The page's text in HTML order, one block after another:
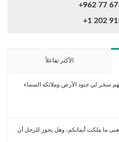
+962 77
+1 202
الأكثر تفاعلاً
سخر لي جنود الأرض وملائكة السماء
ما ملكت أيمانكم، وهل يجوز للرجل أن